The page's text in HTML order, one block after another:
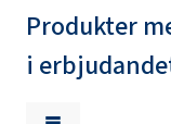
Produkter
i